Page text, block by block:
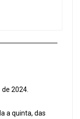
2024.
a quinta, das